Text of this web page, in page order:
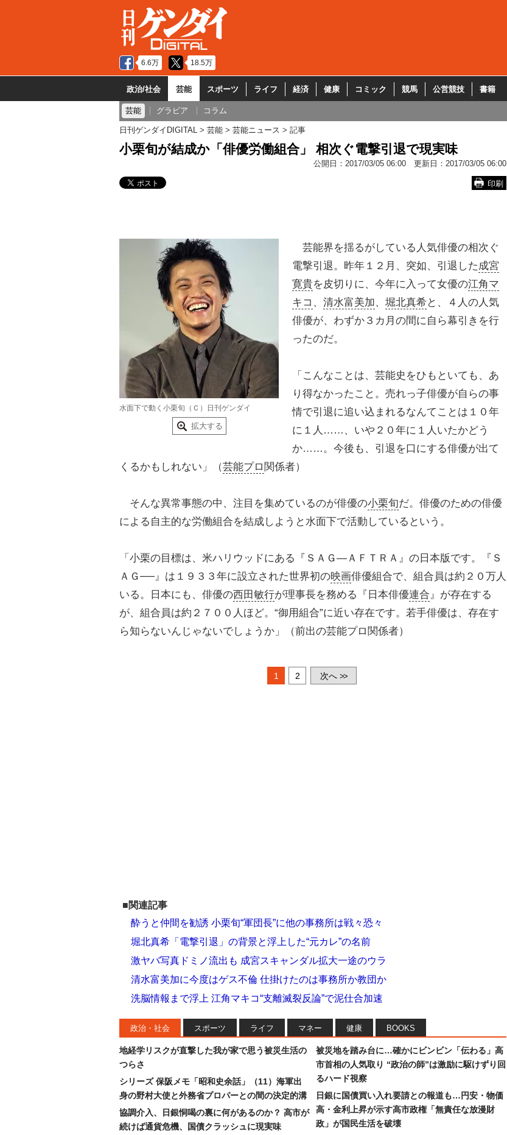
6.6万 18.5万
政治/社会 芸能 スポーツ ライフ 経済 健康 コミック 競馬 公営競技 書籍
芸能 グラビア コラム
日刊ゲンダイDIGITAL 芸能 芸能ニュース 記事
小栗旬が結成か「俳優労働組合」 相次ぐ電撃引退で現実味
公開日： 2017/03/05 06:00 更新日： 2017/03/05 06:00
印刷
水面下で動く小栗旬（Ｃ）日刊ゲンダイ
拡大する
芸能界を揺るがしている人気俳優の相次ぐ
電撃引退。昨年１２月、突如、引退した成宮
寛貴を皮切りに、今年に入って女優の江角マ
キコ 、 清水富美加、 堀北真希と、４人の人気
俳優が、わずか３カ月の間に自ら幕引きを行
ったのだ。
「こんなことは、芸能史をひもといても、あ
り得なかったこと。売れっ子俳優が自らの事
情で引退に追い込まれるなんてことは１０年
に１人……、いや２０年に１人いたかどう
か……。今後も、引退を口にする俳優が出て
くるかもしれない」（芸能プロ 関係者）
そんな異常事態の中、注目を集めているのが俳優の小栗旬だ。俳優のための俳優
による自主的な労働組合を結成しようと水面下で活動しているという。
「小栗の目標は、米ハリウッドにある『ＳＡＧ―ＡＦＴＲＡ』の日本版です。『Ｓ
ＡＧ──』は１９３３年に設立された世界初の映画俳優組合で、組合員は約２０万人
いる。日本にも、俳優の西田敏行が理事長を務める『日本俳優連合』が存在する
が、組合員は約２７００人ほど。“御用組合”に近い存在です。若手俳優は、存在す
ら知らないんじゃないでしょうか」（前出の芸能プロ関係者）
1 2 次へ >>
■関連記事
酔うと仲間を勧誘 小栗旬“軍団長”に他の事務所は戦々恐々
堀北真希「電撃引退」の背景と浮上した“元カレ”の名前
激ヤバ写真ドミノ流出も 成宮スキャンダル拡大一途のウラ
清水富美加に今度はゲス不倫 仕掛けたのは事務所か教団か
洗脳情報まで浮上 江角マキコ“支離滅裂反論”で泥仕合加速
政治・社会 スポーツ ライフ マネー 健康 BOOKS
地経学リスクが直撃した我が家で思う被災生活の
つらさ
シリーズ 保阪メモ「昭和史余話」（11）海軍出
身の野村大使と外務省プロパーとの間の決定的溝
協調介入、日銀恫喝の裏に何があるのか？ 高市が
続けば通貨危機、国債クラッシュに現実味
被災地を踏み台に…確かにビンビン「伝わる」高
市首相の人気取り “政治の師”は激励に駆けずり回
るハード視察
日銀に国債買い入れ要請との報道も…円安・物価
高・金利上昇が示す高市政権「無責任な放漫財
政」が国民生活を破壊